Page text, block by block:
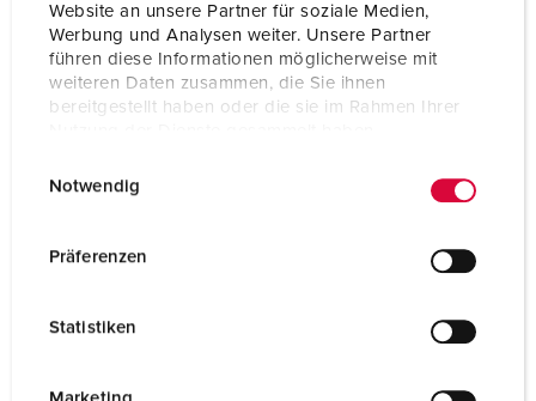
Website an unsere Partner für soziale Medien,
Werbung und Analysen weiter. Unsere Partner
führen diese Informationen möglicherweise mit
weiteren Daten zusammen, die Sie ihnen
bereitgestellt haben oder die sie im Rahmen Ihrer
Notwendig
Präferenzen
Statistiken
TO THE PRODUCT